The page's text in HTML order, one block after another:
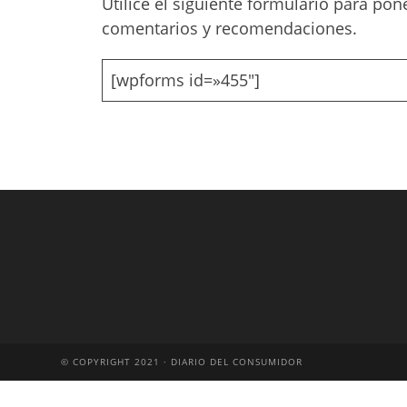
comentarios y recomendaciones.
[wpforms id=»455″]
© COPYRIGHT 2021 · DIARIO DEL CONSUMIDOR